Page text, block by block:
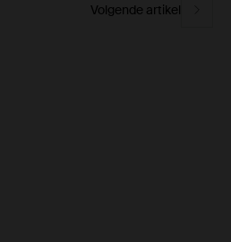
Volgende artikel